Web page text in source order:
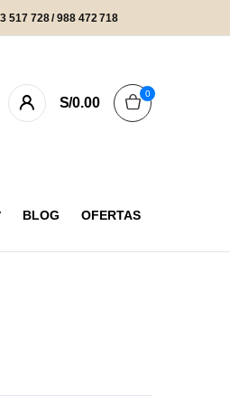
517 728 / 988 472 718
S/0.00
0
BLOG OFERTAS